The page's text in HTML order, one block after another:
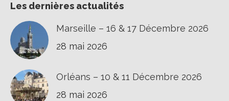
Les dernières actualités
Marseille – 16 & 17 Décembre 2026
28 mai 2026
Orléans – 10 & 11 Décembre 2026
28 mai 2026